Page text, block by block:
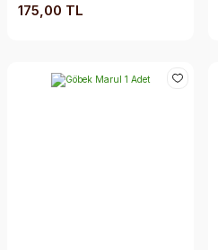
175,00 TL